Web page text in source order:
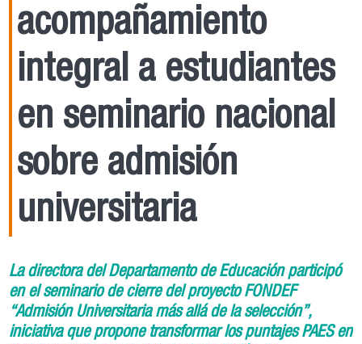
acompañamiento
integral a estudiantes
en seminario nacional
sobre admisión
universitaria
La directora del Departamento de Educación participó
en el seminario de cierre del proyecto FONDEF
“Admisión Universitaria más allá de la selección”,
iniciativa que propone transformar los puntajes PAES en